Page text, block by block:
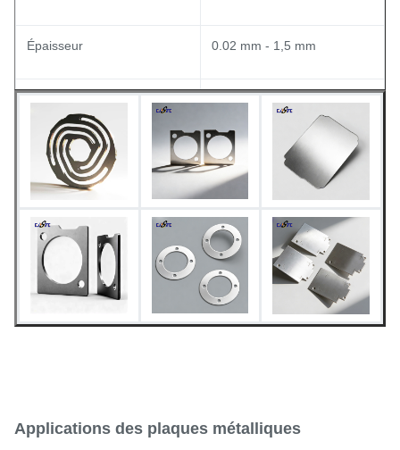
Épaisseur 0.02 mm - 1,5 mm
Finition de surface
Mat (Ra 0,8 μm) / Miroir (Ra
0,1 μm)
Taille Personnalisable
Applications des plaques métalliques